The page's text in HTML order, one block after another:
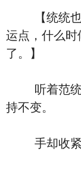
【统统也
运点，什么
了。】
听着范统
持不变。
手却收紧